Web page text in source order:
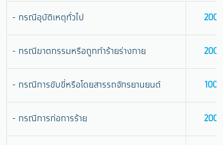
- กรณีอุบัติเหตุทั่วไป
- กรณีฆาตกรรมหรือถูกทำร้ายร่างกาย
- กรณีการขับขี่หรือโดยสารรถจักรยานยนต์
- กรณีการก่อการร้าย